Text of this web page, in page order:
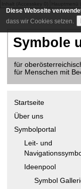
Diese Webseite
dass wir Cookies setzen.
Symbole
für
für Menschen mit
Startseite
Über uns
Symbolportal
Leit- und
Ideenpool
Symbol